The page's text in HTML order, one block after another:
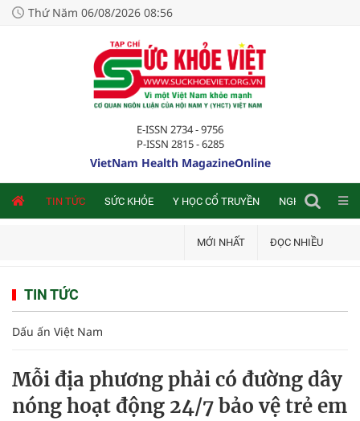
Thứ Năm 06/08/2026 08:56
E-ISSN 2734 - 9756
P-ISSN 2815 - 6285
VietNam Health MagazineOnline
TIN TỨC SỨC KHỎE Y HỌC CỔ TRUYỀN NGHIÊN CỨU
MỚI NHẤT ĐỌC NHIỀU
TIN TỨC
Dấu ấn Việt Nam
Mỗi địa phương phải có đường dây
nóng hoạt động 24/7 bảo vệ trẻ em